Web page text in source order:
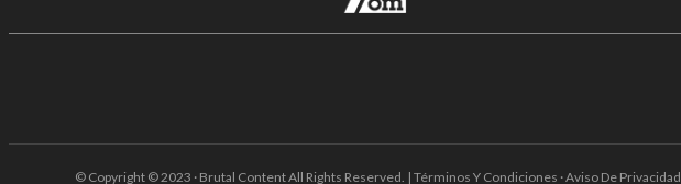
© Copyright © 2023 · Brutal Content All Rights Reserved. | Términos Y Condiciones · Aviso De Privacidad